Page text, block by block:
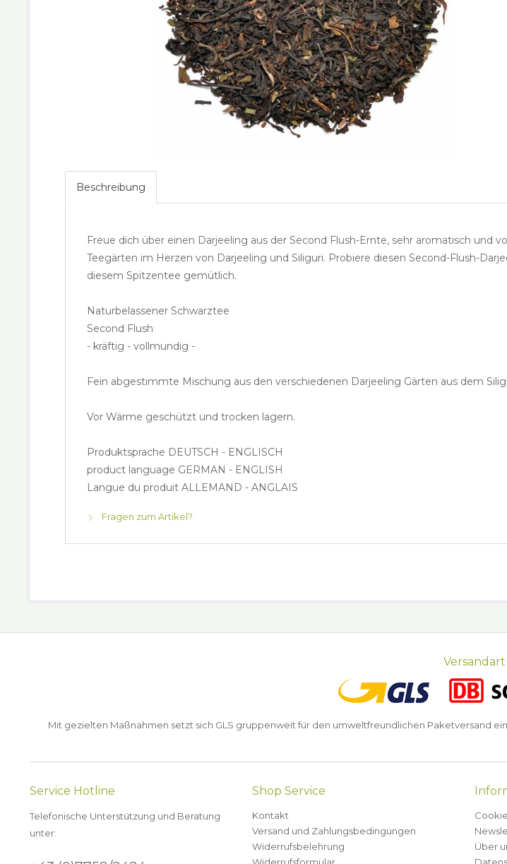
Beschreibung
Freue dich über einen Darjeeling aus der Second Flush-Ernte, sehr aromatisch
Teegärten im Herzen von Darjeeling und Siliguri. Probiere diesen Second-Flush-
diesem Spitzentee gemütlich.
Naturbelassener Schwarztee
Second Flush
- kräftig - vollmundig -
Fein abgestimmte Mischung aus den verschiedenen Darjeeling Gärten aus dem
Vor Wärme geschützt und trocken lagern.
Produktsprache DEUTSCH - ENGLISCH
product language GERMAN - ENGLISH
Langue du produit ALLEMAND - ANGLAIS
Fragen zum Artikel?
Versandart
Mit gezielten Maßnahmen setzt sich GLS gruppenweit für den umweltfreundlichen Paketversand
Service Hotline
Telefonische Unterstützung und Beratung
unter:
Shop Service
Kontakt
Versand und Zahlungsbedingungen
Widerrufsbelehrung
Über